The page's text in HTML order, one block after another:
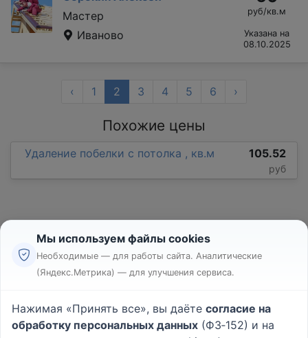
Мастер
Иваново
руб/кв.м
Указана на
08.10.2025
‹ 1 2 3 4 5 6 ›
Похожие цены
Удаление побелки с потолка , кв.м 105.52
руб
Реклама
Пользовательское соглашение
Политика конфиденциальности
Мы используем файлы cookies
Необходимые — для работы сайта. Аналитические
(Яндекс.Метрика) — для улучшения сервиса.
Нажимая «Принять все», вы даёте согласие на
обработку персональных данных (ФЗ‑152) и на